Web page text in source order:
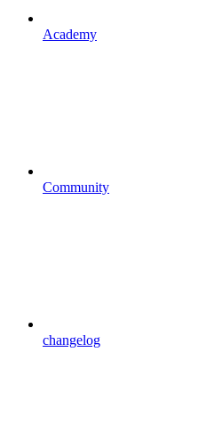
Academy
Community
changelog